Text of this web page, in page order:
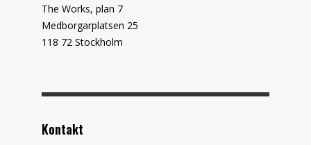
The Works, plan 7
Medborgarplatsen 25
118 72 Stockholm
Kontakt